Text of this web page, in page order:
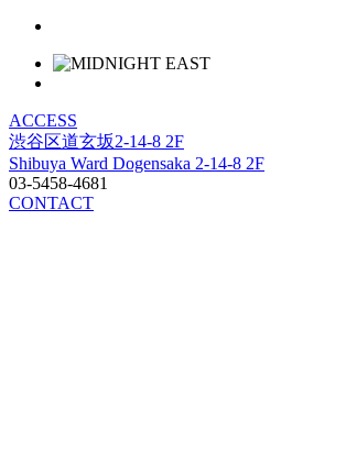
ACCESS
渋谷区道玄坂2-14-8 2F
Shibuya Ward Dogensaka 2-14-8 2F
03-5458-4681
CONTACT